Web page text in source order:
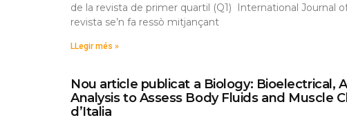
de la revista de primer quartil (Q1) International Journal
revista se’n fa ressò mitjançant
LLegir més »
Nou article publicat a Biology:
Analysis to Assess Body Fluids and Muscle
d’Italia